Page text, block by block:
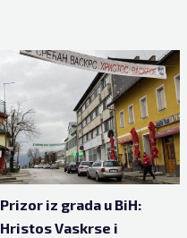
Prizor iz grada u BiH:
Hristos Vaskrse i